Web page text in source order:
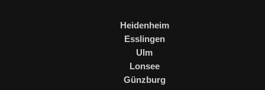
Heidenheim
Esslingen
Ulm
Lonsee
Günzburg